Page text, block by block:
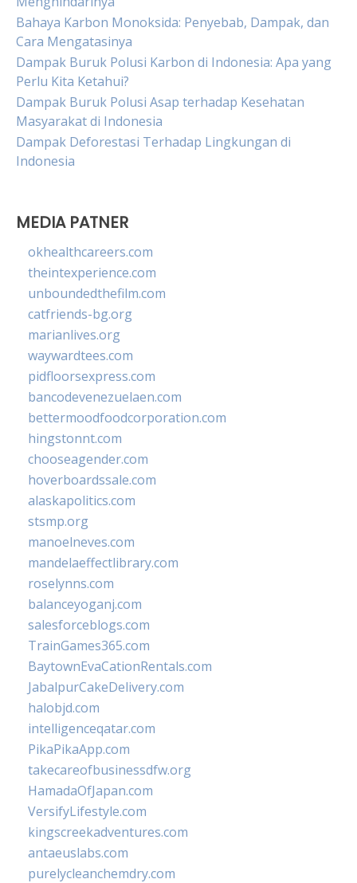
Bahaya Karbon Monoksida: Penyebab, Dampak, dan
Cara Mengatasinya
Dampak Buruk Polusi Karbon di Indonesia: Apa yang
Perlu Kita Ketahui?
Dampak Buruk Polusi Asap terhadap Kesehatan
Masyarakat di Indonesia
Dampak Deforestasi Terhadap Lingkungan di
Indonesia
MEDIA PATNER
okhealthcareers.com
theintexperience.com
unboundedthefilm.com
catfriends-bg.org
marianlives.org
waywardtees.com
pidfloorsexpress.com
bancodevenezuelaen.com
bettermoodfoodcorporation.com
hingstonnt.com
chooseagender.com
hoverboardssale.com
alaskapolitics.com
stsmp.org
manoelneves.com
mandelaeffectlibrary.com
roselynns.com
balanceyoganj.com
salesforceblogs.com
TrainGames365.com
BaytownEvaCationRentals.com
JabalpurCakeDelivery.com
halobjd.com
intelligenceqatar.com
PikaPikaApp.com
takecareofbusinessdfw.org
HamadaOfJapan.com
VersifyLifestyle.com
kingscreekadventures.com
antaeuslabs.com
purelycleanchemdry.com